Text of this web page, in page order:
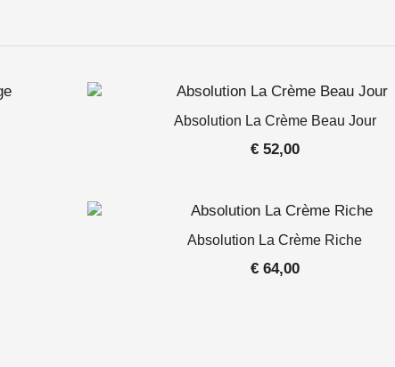
Absolution La Crème Beau Jour
€52,00
Absolution La Crème Riche
€64,00